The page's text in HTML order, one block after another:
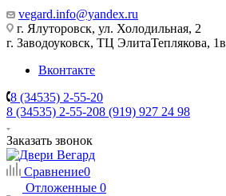
vegard.info@yandex.ru
г. Ялуторовск, ул. Холодильная, 2
г. Заводоуковск, ​ТЦ Элита​Теплякова, 1в
Вконтакте
8 (34535) 2-55-20
8 (34535) 2-55-208 (919) 927 24 98
Заказать звонок
Сравнение0
Отложенные 0